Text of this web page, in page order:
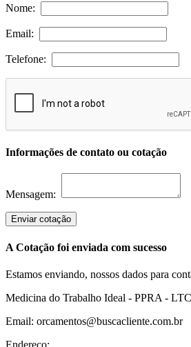
Nome:
Email:
Telefone:
Informações de contato ou cotação
Mensagem:
Enviar cotação
A Cotação foi enviada com sucesso
Estamos enviando, nossos dados para
Medicina do Trabalho Ideal - PPRA -
Email: orcamentos@buscacliente.com.br
Endereço: